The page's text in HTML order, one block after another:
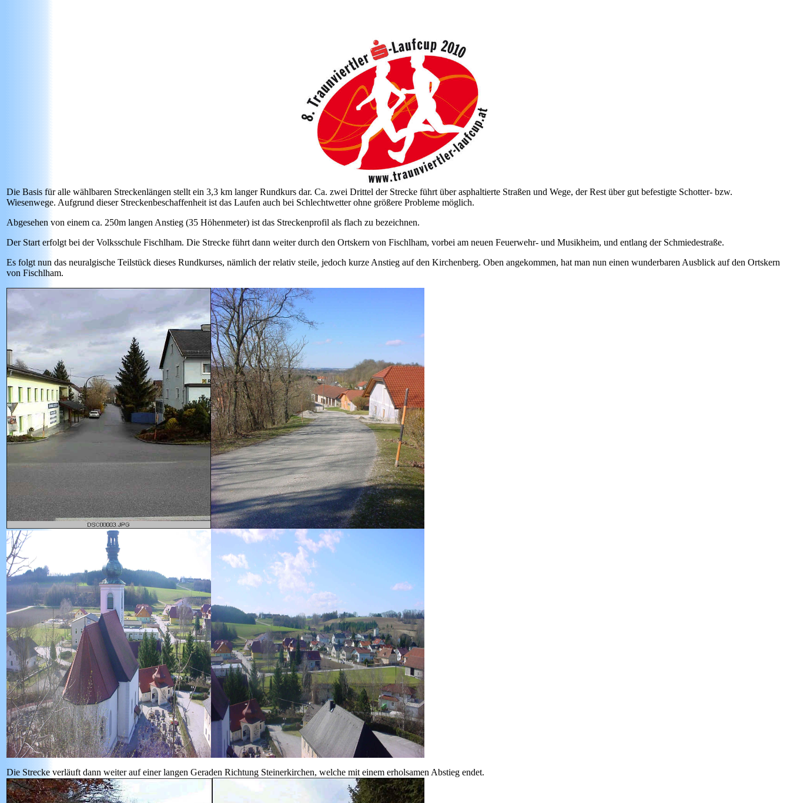
Die Basis für alle wählbaren Streckenlängen stellt ein 3,3 km langer Rundkurs dar. Ca. zwei Drittel der Strecke führt über asphaltierte Straßen und Wege, der Rest über gut befestigte Schotter- bzw.
Wiesenwege. Aufgrund dieser Streckenbeschaffenheit ist das Laufen auch bei Schlechtwetter ohne größere Probleme möglich.
Abgesehen von einem ca. 250m langen Anstieg (35 Höhenmeter) ist das Streckenprofil als flach zu bezeichnen.
Der Start erfolgt bei der Volksschule Fischlham. Die Strecke führt dann weiter durch den Ortskern von Fischlham, vorbei am neuen Feuerwehr- und Musikheim, und entlang der Schmiedestraße.
Es folgt nun das neuralgische Teilstück dieses Rundkurses, nämlich der relativ steile, jedoch kurze Anstieg auf den Kirchenberg. Oben angekommen, hat man nun einen wunderbaren Ausblick auf den Ortskern
von Fischlham.
Die Strecke verläuft dann weiter auf einer langen Geraden Richtung Steinerkirchen, welche mit einem erholsamen Abstieg endet.